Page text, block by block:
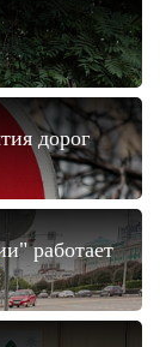
дорог
работает